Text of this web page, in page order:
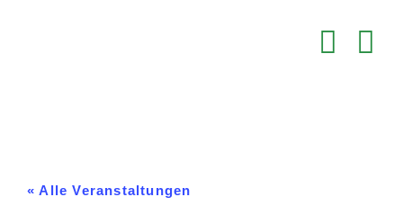
« Alle Veranstaltungen